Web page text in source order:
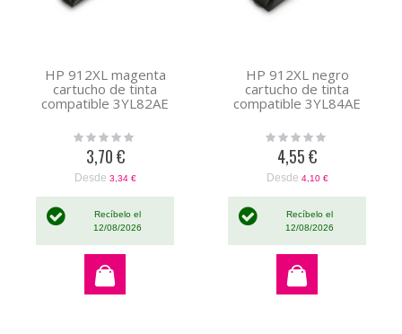
HP 912XL magenta
cartucho de tinta
compatible 3YL82AE
Rating:
3,70 €
Desde 3,34 €
Recíbelo el
12/08/2026
HP 912XL negro
cartucho de tinta
compatible 3YL84AE
Rating:
4,55 €
Desde 4,10 €
Recíbelo el
12/08/2026